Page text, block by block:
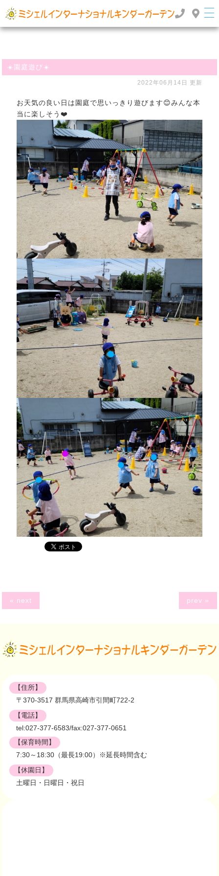
ーガーデン
TOP
☀️園庭遊び☀️
2022年06月14日 更新
お天気の良い日は園庭で思いっきり遊びます😊みんな本
当に楽しそう❤️
« next prev »
【住所】
〒370-3517 群馬県高崎市引間町722-2
【電話】
tel:027-377-6583/fax:027-377-0651
【保育時間】
7:30～18:30（最長19:00）※延長時間含む
【休園日】
土曜日・日曜日・祝日